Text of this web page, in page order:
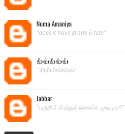
Numa Amaniya
"does it have grade 6 tute"
👍👍👍👍👍
"👍👍👍👍👍👍"
Jabbar
"பகுதி 2 பெற்றுக் கொள்ள முடியுமா?"